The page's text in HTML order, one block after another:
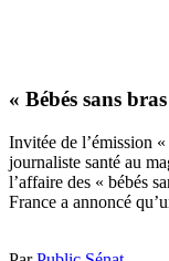
« Bébés sans
Invitée de l’émission
journaliste santé au
l’affaire des « bébés
France a annoncé